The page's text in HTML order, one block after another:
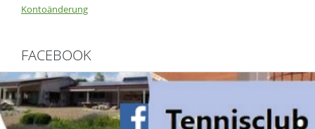
Kontoänderung
FACEBOOK